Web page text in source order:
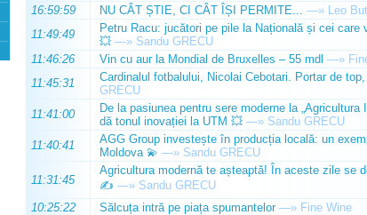
16:59:59
NU CÂT ȘTIE, CI CÂT ÎȘI PERMITE... —» Leo
11:49:49
Petru Racu: jucători pe pile la Națională și cei
💥 —» Sandu GRECU
11:46:26
Vin cu aur la Mondial de Bruxelles – 55 mdl —»
11:45:31
Cardinalul fotbalului, Nicolai Cebotari. Portar de
GRECU
11:41:00
De la pasiunea pentru sere moderne la
dă tonul inovației la UTM 💥 —» Sandu GRECU
11:40:41
AGG Group investește în producția locală: un
Moldova 💫 —» Sandu GRECU
11:31:45
Agricultura modernă te așteaptă! În aceste zile se
✍️ —» Sandu GRECU
10:25:22
Sălcuța intră pe piața spumantelor —» Fine Wine